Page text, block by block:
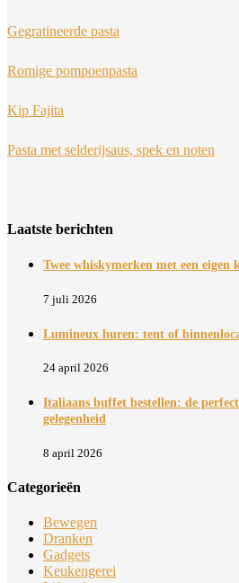
Gegratineerde pasta
Romige pompoenpasta
Kip Fajita
Pasta met selderijsaus, spek en noten
Laatste berichten
Twee whiskymerken met een eigen
7 juli 2026
Lumineux huren: tent of
24 april 2026
Italiaans buffet bestellen: de
gelegenheid
8 april 2026
Categorieën
Bewegen
Dranken
Gadgets
Keukengerei